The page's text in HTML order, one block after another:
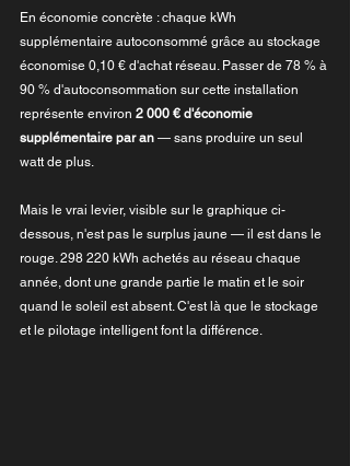
En économie concrète : chaque kWh
supplémentaire autoconsommé grâce au stockage
économise 0,10 € d'achat réseau. Passer de 78 % à
90 % d'autoconsommation sur cette installation
représente environ 2 000 € d'économie
supplémentaire par an — sans produire un seul
watt de plus.
Mais le vrai levier, visible sur le graphique ci-
dessous, n'est pas le surplus jaune — il est dans le
rouge. 298 220 kWh achetés au réseau chaque
année, dont une grande partie le matin et le soir
quand le soleil est absent. C'est là que le stockage
et le pilotage intelligent font la différence.